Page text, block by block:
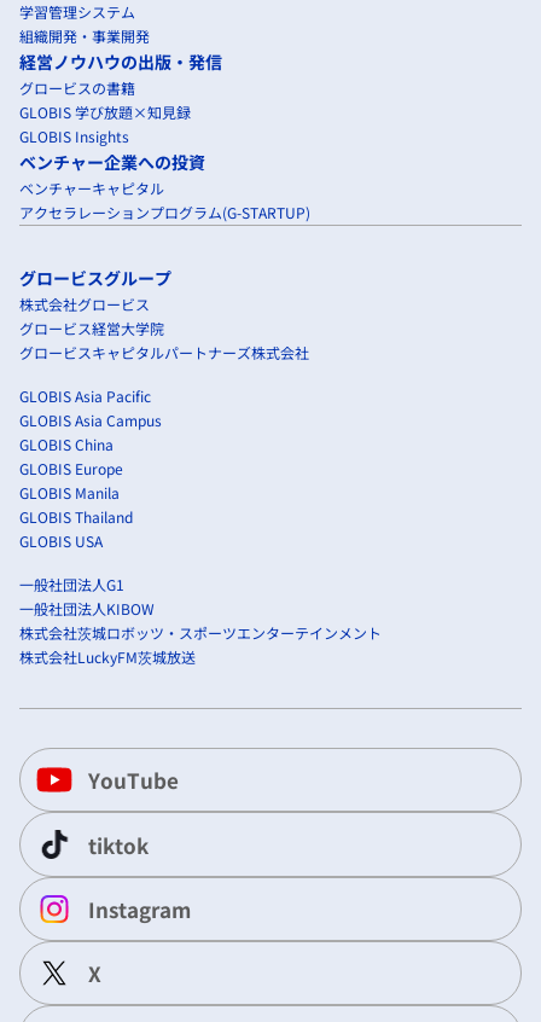
学習管理システム
組織開発・事業開発
経営ノウハウの出版・発信
グロービスの書籍
GLOBIS 学び放題×知見録
GLOBIS Insights
ベンチャー企業への投資
ベンチャーキャピタル
アクセラレーションプログラム(G-STARTUP)
グロービスグループ
株式会社グロービス
グロービス経営大学院
グロービスキャピタルパートナーズ株式会社
GLOBIS Asia Pacific
GLOBIS Asia Campus
GLOBIS China
GLOBIS Europe
GLOBIS Manila
GLOBIS Thailand
GLOBIS USA
一般社団法人G1
一般社団法人KIBOW
株式会社茨城ロボッツ・スポーツエンターテインメント
株式会社LuckyFM茨城放送
YouTube
tiktok
Instagram
X